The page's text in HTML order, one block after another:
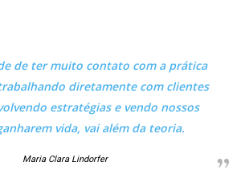
de ter muito contato com a prática
diretamente com clientes
estratégias e vendo nossos
vida, vai além da teoria.
Maria Clara Lindorfer